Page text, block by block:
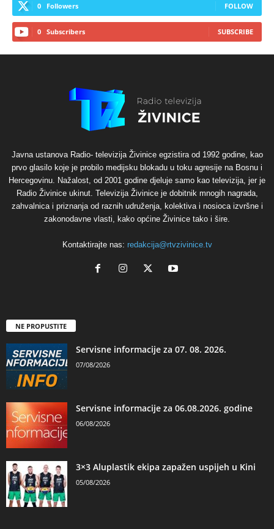
0 Followers FOLLOW
0 Subscribers SUBSCRIBE
Javna ustanova Radio- televizija Živinice egzistira od 1992 godine, kao
prvo glasilo koje je probilo medijsku blokadu u toku agresije na Bosnu i
Hercegovinu. Nažalost, od 2001 godine djeluje samo kao televizija, jer je
Radio Živinice ukinut. Televizija Živinice je dobitnik mnogih nagrada,
zahvalnica i priznanja od raznih udruženja, kolektiva i nosioca izvršne i
zakonodavne vlasti, kako općine Živinice tako i šire.
Kontaktirajte nas: redakcija@rtvzivinice.tv
NE PROPUSTITE
Servisne informacije za 07. 08. 2026.
07/08/2026
Servisne informacije za 06.08.2026. godine
06/08/2026
3×3 Aluplastik ekipa zapažen uspijeh u Kini
05/08/2026